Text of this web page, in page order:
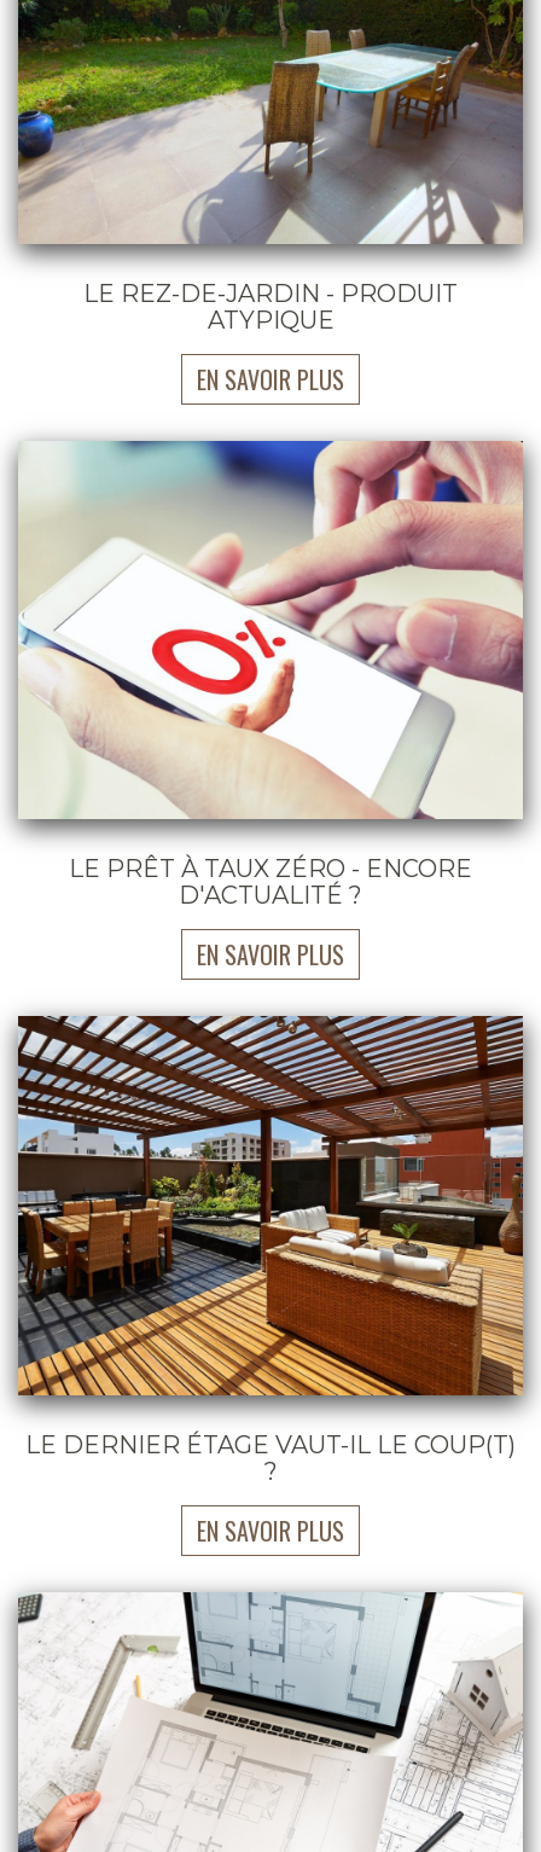
LE REZ-DE-JARDIN - PRODUIT
ATYPIQUE
EN SAVOIR PLUS
LE PRÊT À TAUX ZÉRO - ENCORE
D'ACTUALITÉ ?
EN SAVOIR PLUS
LE DERNIER ÉTAGE VAUT-IL LE COUP(T)
?
EN SAVOIR PLUS